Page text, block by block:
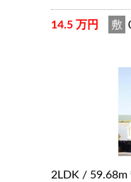
14.5 万円 敷
2LDK / 59.68m